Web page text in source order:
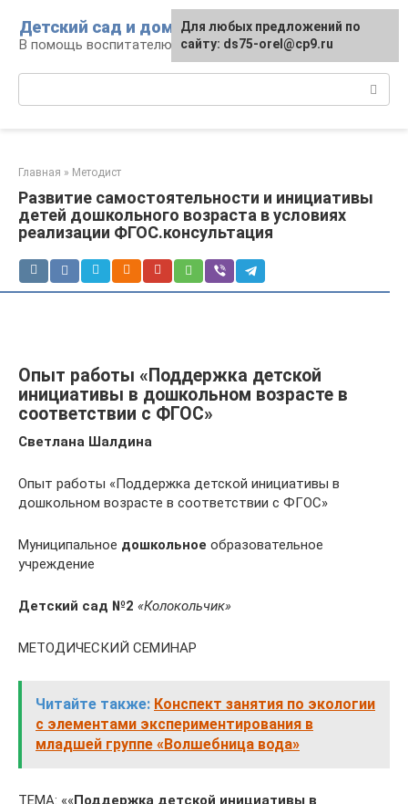
контенту
Детский сад и дом
В помощь воспитателю и родителям
Главная » Методист
Развитие самостоятельности и инициативы
детей дошкольного возраста в условиях
реализации ФГОС.консультация
Опыт работы «Поддержка детской
инициативы в дошкольном возрасте в
соответствии с ФГОС»
Светлана Шалдина
Опыт работы «Поддержка детской инициативы в
дошкольном возрасте в соответствии с ФГОС»
Муниципальное дошкольное образовательное
учреждение
Детский сад №2 «Колокольчик»
МЕТОДИЧЕСКИЙ СЕМИНАР
Читайте также: Конспект занятия по экологии
с элементами экспериментирования в
младшей группе «Волшебница вода»
ТЕМА: ««Поддержка детской инициативы в
Для любых предложений по
сайту: ds75-orel@cp9.ru